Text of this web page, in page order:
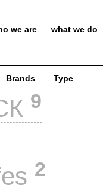
we are what we do
Brands Type
9
2